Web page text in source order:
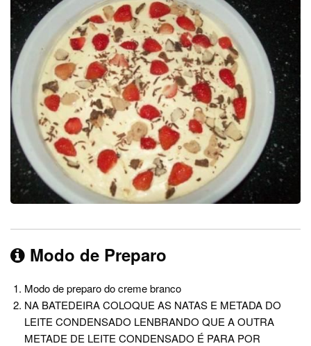
Modo de Preparo
Modo de preparo do creme branco
NA BATEDEIRA COLOQUE AS NATAS E METADA DO
LEITE CONDENSADO LENBRANDO QUE A OUTRA
METADE DE LEITE CONDENSADO É PARA POR